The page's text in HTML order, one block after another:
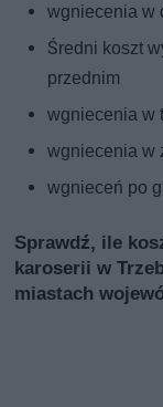
wgniecenia w
Średni koszt
przednim
wgniecenia w
wgniecenia w
wgnieceń po
Sprawdź, ile
karoserii w
miastach